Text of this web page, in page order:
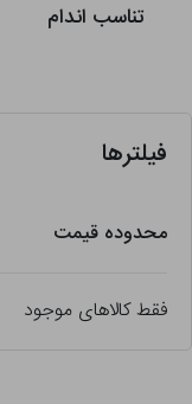
تناسب اندام
فیلترها
محدوده قیمت
فقط کالاهای موجود